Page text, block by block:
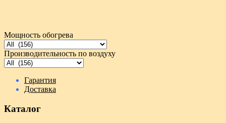
Мощность обогрева
Производительность по воздуху
Гарантия
Доставка
Каталог